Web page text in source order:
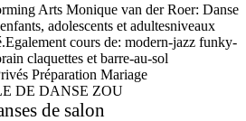
Arts Monique van der Roer: Danse
adolescents et adultesniveaux
cours de: modern-jazz funky-
claquettes et barre-au-sol
DE DANSE ZOU
de salon